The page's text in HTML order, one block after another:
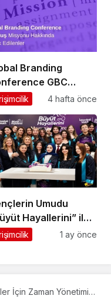
Branding
GBC
Hakkında
4 hafta önce
Umudu
Hayallerini” ile
Genç Daha1 ay önce
İçin Zaman Yönetimi